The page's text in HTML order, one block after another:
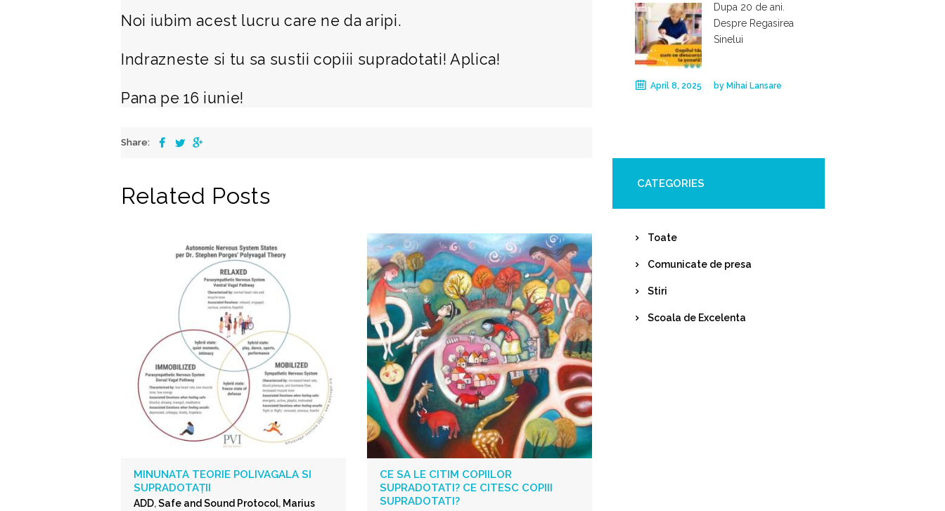
Noi iubim acest lucru care ne da aripi.
Indrazneste si tu sa sustii copiii supradotati! Aplica!
Pana pe 16 iunie!
Share:
Related Posts
MINUNATA TEORIE POLIVAGALA SI
SUPRADOTAȚII
ADD,Safe and Sound Protocol, Marius
CE SA LE CITIM COPIILOR
SUPRADOTATI? CE CITESC COPIII
SUPRADOTATI?
Dupa 20 de ani.
Despre Regasirea
Sinelui
April 8, 2025 by Mihai Lansare
CATEGORIES
Toate
Comunicate de presa
Stiri
Scoala de Excelenta